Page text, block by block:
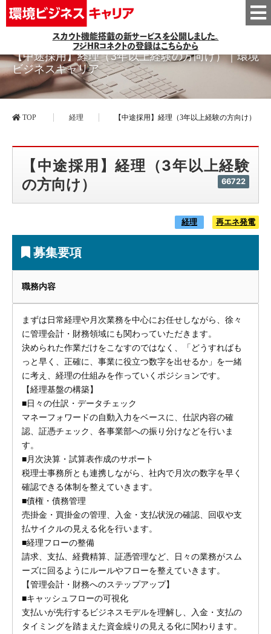
スカウト機能搭載の新サービスを公開しました。
フジHRコネクトの登録はこちらから
【中途採用】経理（3年以上経験の方向け）｜環境
ビジネスキャリア
TOP 経理 【中途採用】経理（3年以上経験の方向け）
【中途採用】経理（3年以上経験
の方向け）
66722
経理 再エネ発電
募集要項
職務内容
まずは日常経理や月次業務を中心にお任せしながら、徐々
に管理会計・財務領域にも関わっていただきます。
決められた作業だけをこなすのではなく、「どうすればも
っと早く、正確に、事業に役立つ数字を出せるか」を一緒
に考え、経理の仕組みを作っていくポジションです。
【経理基盤の構築】
■日々の仕訳・データチェック
マネーフォワードの自動入力をベースに、仕訳内容の確
認、証憑チェック、各事業部への振り分けなどを行いま
す。
■月次決算・試算表作成のサポート
税理士事務所とも連携しながら、社内で月次の数字を早く
確認できる体制を整えていきます。
■債権・債務管理
売掛金・買掛金の管理、入金・支払状況の確認、回収や支
払サイクルの見える化を行います。
■経理フローの整備
請求、支払、経費精算、証憑管理など、日々の業務がスム
ーズに回るようにルールやフローを整えていきます。
【管理会計・財務へのステップアップ】
■キャッシュフローの可視化
支払いが先行するビジネスモデルを理解し、入金・支払の
タイミングを踏まえた資金繰りの見える化に関わります。